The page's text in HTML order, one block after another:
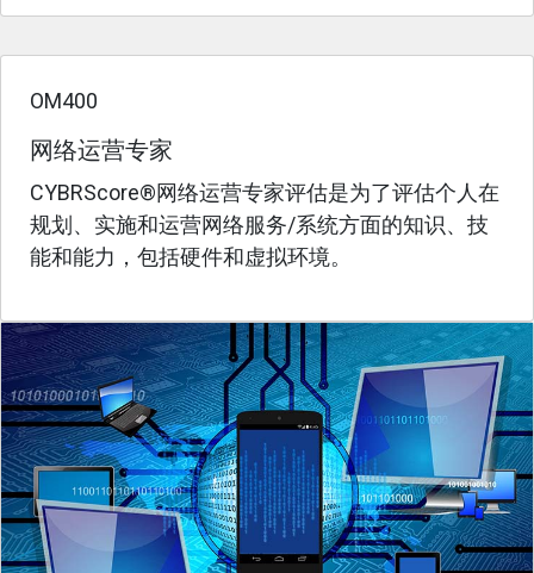
OM400
网络运营专家
CYBRScore®网络运营专家评估是为了评估个人在
规划、实施和运营网络服务/系统方面的知识、技
能和能力，包括硬件和虚拟环境。